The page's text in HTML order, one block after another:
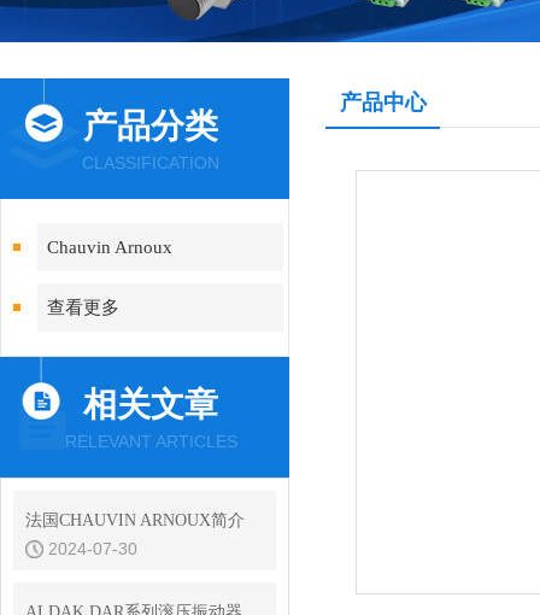
产品分类
CLASSIFICATION
Chauvin Arnoux
查看更多
相关文章
RELEVANT ARTICLES
法国CHAUVIN ARNOUX简介
2024-07-30
产品中心